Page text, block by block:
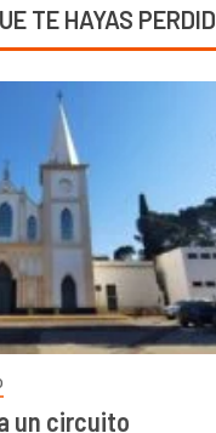
TE HAYAS
un circuito